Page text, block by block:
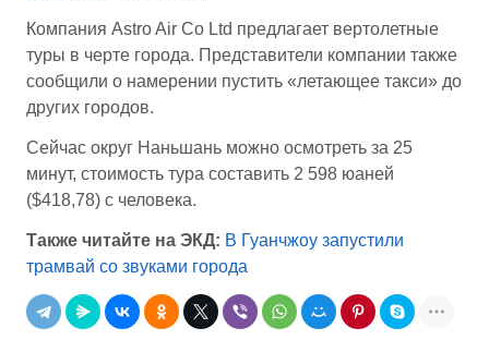
Компания Astro Air Co Ltd предлагает вертолетные
туры в черте города. Представители компании также
сообщили о намерении пустить «летающее такси» до
других городов.
Сейчас округ Наньшань можно осмотреть за 25
минут, стоимость тура составить 2 598 юаней
($418,78) с человека.
Также читайте на ЭКД: В Гуанчжоу запустили
трамвай со звуками города